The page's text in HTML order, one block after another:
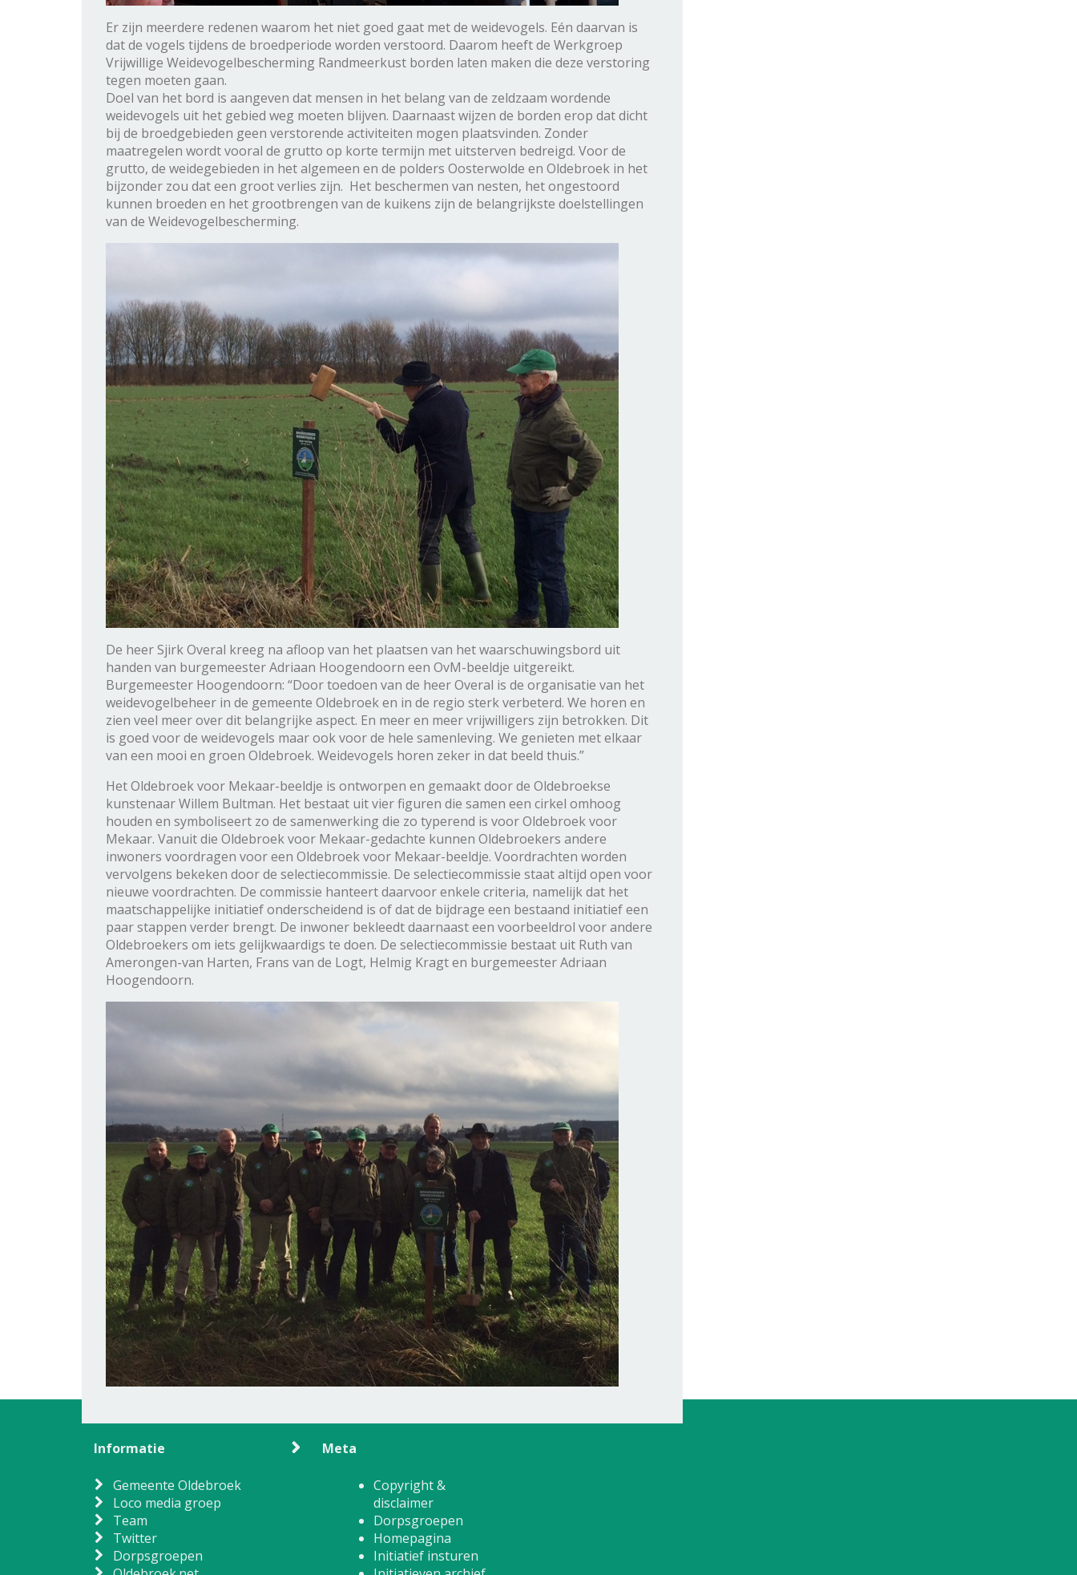
Er zijn meerdere redenen waarom het niet goed gaat met de weidevogels. Eén daarvan is
dat de vogels tijdens de broedperiode worden verstoord. Daarom heeft de Werkgroep
Vrijwillige Weidevogelbescherming Randmeerkust borden laten maken die deze verstoring
tegen moeten gaan.
Doel van het bord is aangeven dat mensen in het belang van de zeldzaam wordende
weidevogels uit het gebied weg moeten blijven. Daarnaast wijzen de borden erop dat dicht
bij de broedgebieden geen verstorende activiteiten mogen plaatsvinden. Zonder
maatregelen wordt vooral de grutto op korte termijn met uitsterven bedreigd. Voor de
grutto, de weidegebieden in het algemeen en de polders Oosterwolde en Oldebroek in het
bijzonder zou dat een groot verlies zijn. Het beschermen van nesten, het ongestoord
kunnen broeden en het grootbrengen van de kuikens zijn de belangrijkste doelstellingen
van de Weidevogelbescherming.
De heer Sjirk Overal kreeg na afloop van het plaatsen van het waarschuwingsbord uit
handen van burgemeester Adriaan Hoogendoorn een OvM-beeldje uitgereikt.
Burgemeester Hoogendoorn: “Door toedoen van de heer Overal is de organisatie van het
weidevogelbeheer in de gemeente Oldebroek en in de regio sterk verbeterd. We horen en
zien veel meer over dit belangrijke aspect. En meer en meer vrijwilligers zijn betrokken. Dit
is goed voor de weidevogels maar ook voor de hele samenleving. We genieten met elkaar
van een mooi en groen Oldebroek. Weidevogels horen zeker in dat beeld thuis.”
Het Oldebroek voor Mekaar-beeldje is ontworpen en gemaakt door de Oldebroekse
kunstenaar Willem Bultman. Het bestaat uit vier figuren die samen een cirkel omhoog
houden en symboliseert zo de samenwerking die zo typerend is voor Oldebroek voor
Mekaar. Vanuit die Oldebroek voor Mekaar-gedachte kunnen Oldebroekers andere
inwoners voordragen voor een Oldebroek voor Mekaar-beeldje. Voordrachten worden
vervolgens bekeken door de selectiecommissie. De selectiecommissie staat altijd open voor
nieuwe voordrachten. De commissie hanteert daarvoor enkele criteria, namelijk dat het
maatschappelijke initiatief onderscheidend is of dat de bijdrage een bestaand initiatief een
paar stappen verder brengt. De inwoner bekleedt daarnaast een voorbeeldrol voor andere
Oldebroekers om iets gelijkwaardigs te doen. De selectiecommissie bestaat uit Ruth van
Amerongen-van Harten, Frans van de Logt, Helmig Kragt en burgemeester Adriaan
Hoogendoorn.
Informatie
Gemeente Oldebroek
Loco media groep
Team
Twitter
Dorpsgroepen
Meta
Copyright &
disclaimer
Dorpsgroepen
Homepagina
Initiatief insturen